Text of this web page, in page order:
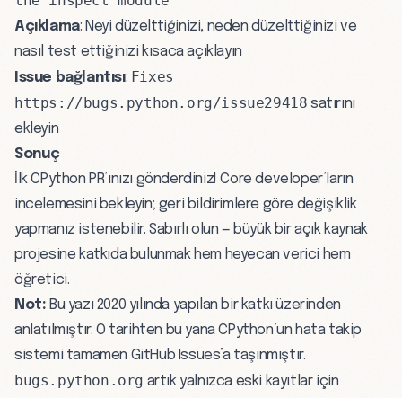
Açıklama: Neyi düzelttiğinizi, neden düzelttiğinizi ve
nasıl test ettiğinizi kısaca açıklayın
Issue bağlantısı: Fixes
https://bugs.python.org/issue29418 satırını
ekleyin
Sonuç
İlk CPython PR’ınızı gönderdiniz! Core developer’ların
incelemesini bekleyin; geri bildirimlere göre değişiklik
yapmanız istenebilir. Sabırlı olun — büyük bir açık kaynak
projesine katkıda bulunmak hem heyecan verici hem
öğretici.
Not: Bu yazı 2020 yılında yapılan bir katkı üzerinden
anlatılmıştır. O tarihten bu yana CPython’un hata takip
sistemi tamamen GitHub Issues’a taşınmıştır.
bugs.python.org artık yalnızca eski kayıtlar için